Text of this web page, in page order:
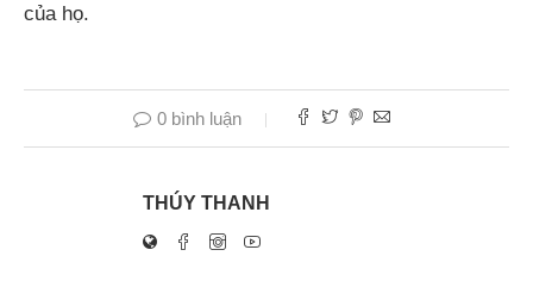
của họ.
0 bình luận
THÚY THANH